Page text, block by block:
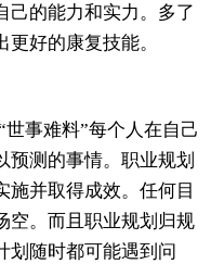
己的能力和实力。多了
好的康复技能。
事难料”每个人在自己
预测的事情。职业规划
施并取得成效。任何目
空。而且职业规划归规
划随时都可能遇到问